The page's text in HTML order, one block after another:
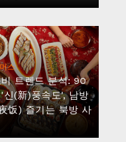
스
트렌드 분석: 90
(新)풍속도', 남방
饭) 즐기는 북방 사